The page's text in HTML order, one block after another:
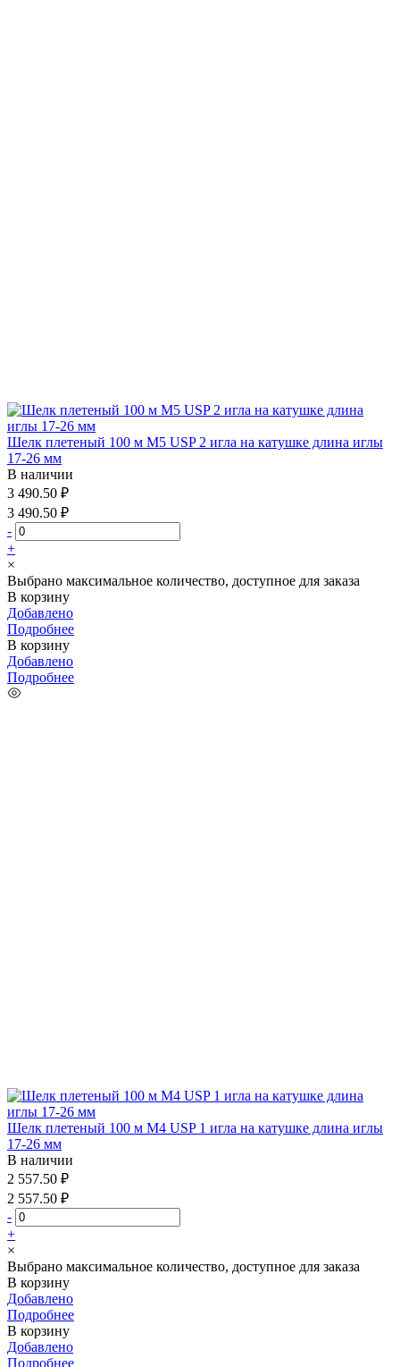
Шелк плетеный 100 м М5 USP 2 игла на катушке длина иглы
17-26 мм
В наличии
3 490.50 ₽
3 490.50 ₽
-
+
×
Выбрано максимальное количество, доступное для заказа
В корзину
Добавлено
Подробнее
В корзину
Добавлено
Подробнее
Шелк плетеный 100 м М4 USP 1 игла на катушке длина иглы
17-26 мм
В наличии
2 557.50 ₽
2 557.50 ₽
-
+
×
Выбрано максимальное количество, доступное для заказа
В корзину
Добавлено
Подробнее
В корзину
Добавлено
Подробнее